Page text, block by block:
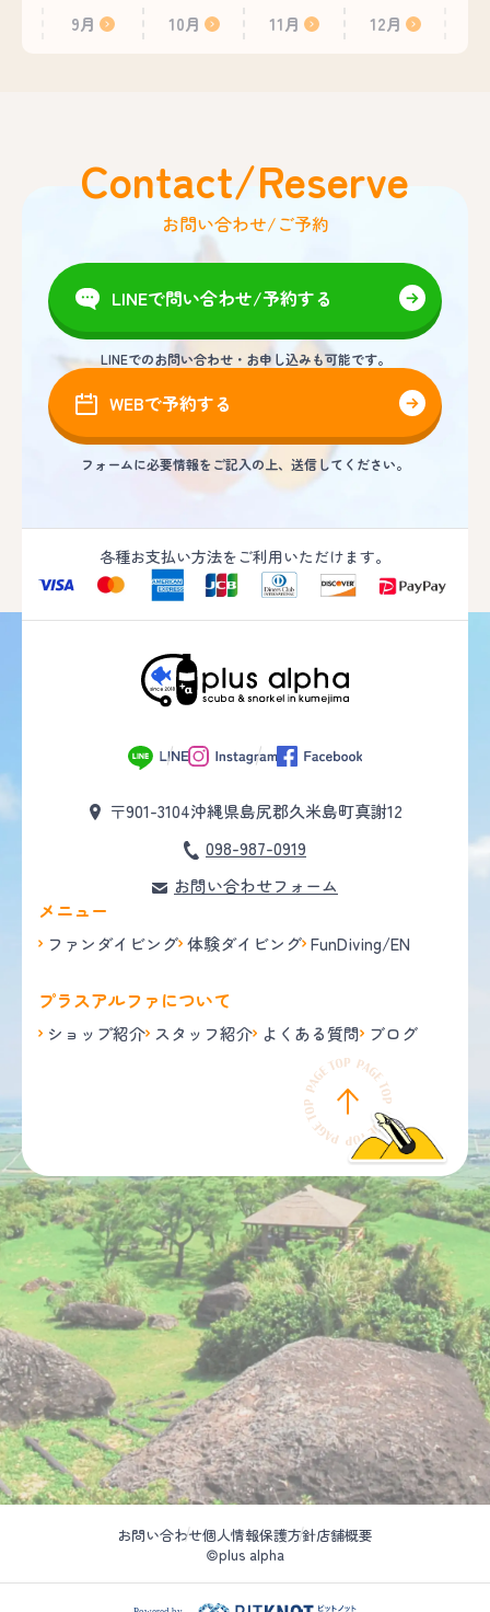
9月
10月 11月 12月
Contact/Reserve
お問い合わせ/ご予約
LINEで問い合わせ/予約する
LINEでのお問い合わせ・お申し込みも可能です。
WEBで予約する
フォームに必要情報をご記入の上、送信してください。
各種お支払い方法をご利用いただけます。
〒901-3104沖縄県島尻郡久米島町真謝12
098-987-0919
お問い合わせフォーム
メニュー
ファンダイビング 体験ダイビング FunDiving/EN
プラスアルファについて
ショップ紹介 スタッフ紹介 よくある質問 ブログ
お問い合わせ個人情報保護方針店舗概要
©plus alpha